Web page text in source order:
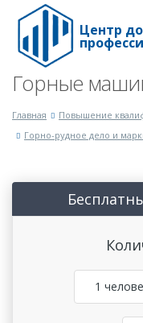
Центр
Горные
Главная
Повышение
Горно-рудное дело и
1